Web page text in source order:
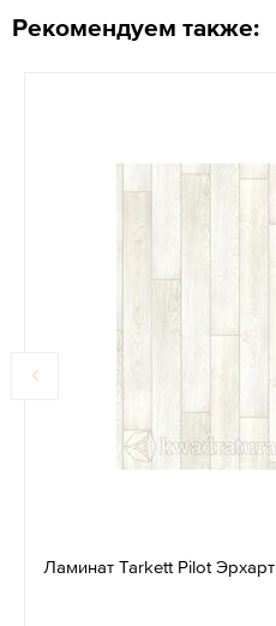
Рекомендуем также:
Ламинат Tarkett Pilot Эрхарт